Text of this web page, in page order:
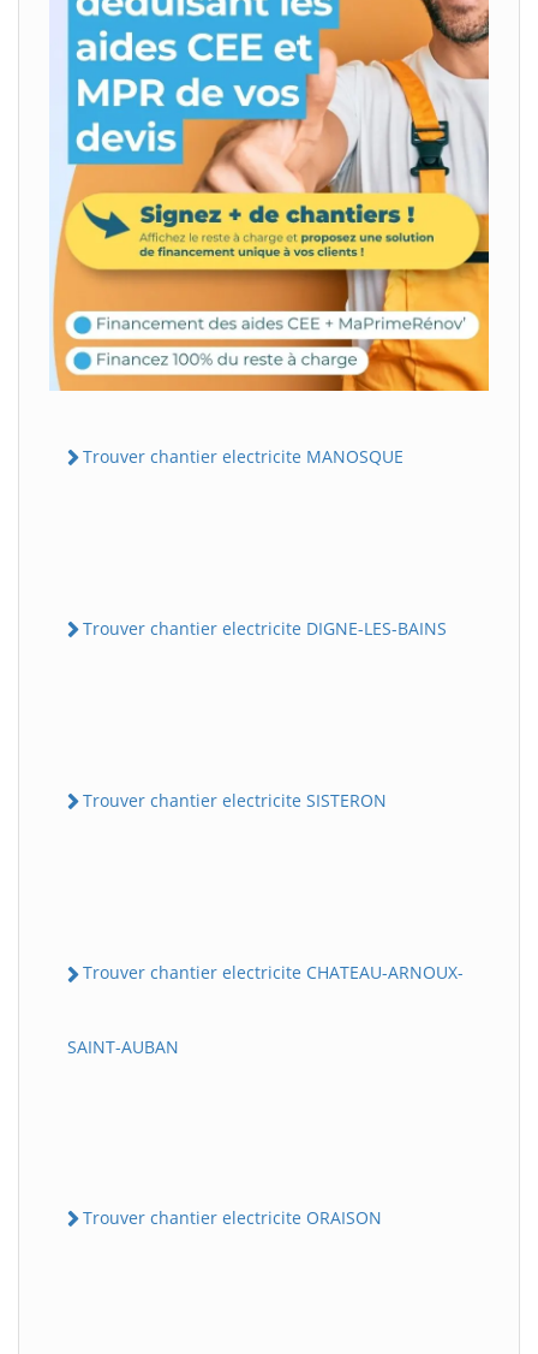
Trouver chantier electricite MANOSQUE
Trouver chantier electricite DIGNE-LES-BAINS
Trouver chantier electricite SISTERON
Trouver chantier electricite CHATEAU-ARNOUX-
SAINT-AUBAN
Trouver chantier electricite ORAISON